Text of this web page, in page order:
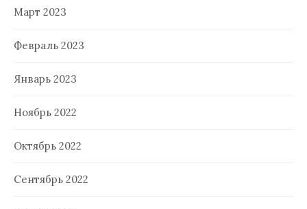
Март 2023
Февраль 2023
Январь 2023
Ноябрь 2022
Октябрь 2022
Сентябрь 2022